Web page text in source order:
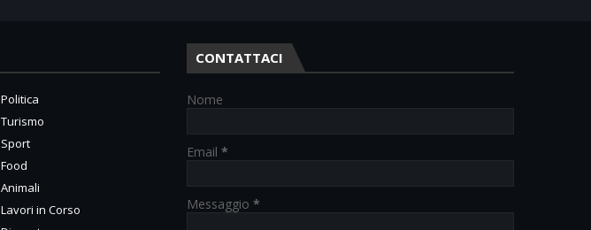
Politica
Turismo
Sport
Food
Animali
Lavori in Corso
CONTATTACI
Nome
Email *
Messaggio *